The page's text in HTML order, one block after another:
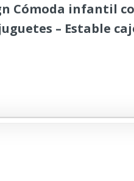
Cómoda infantil
– Estable